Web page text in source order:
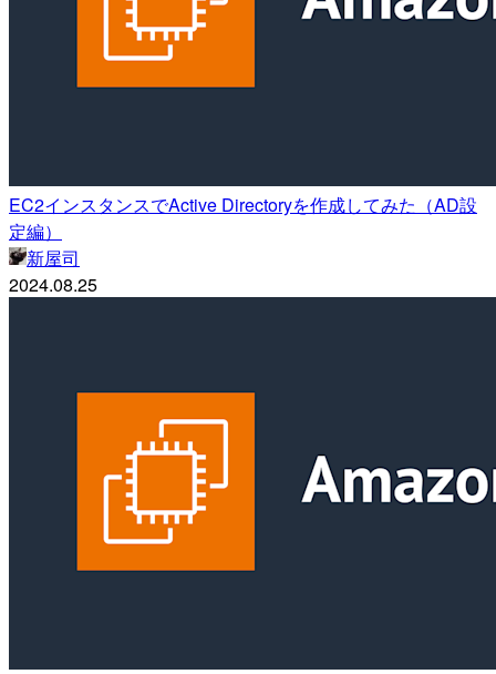
EC2インスタンスでActive Directoryを作成してみた（AD設
定編）
新屋司
2024.08.25